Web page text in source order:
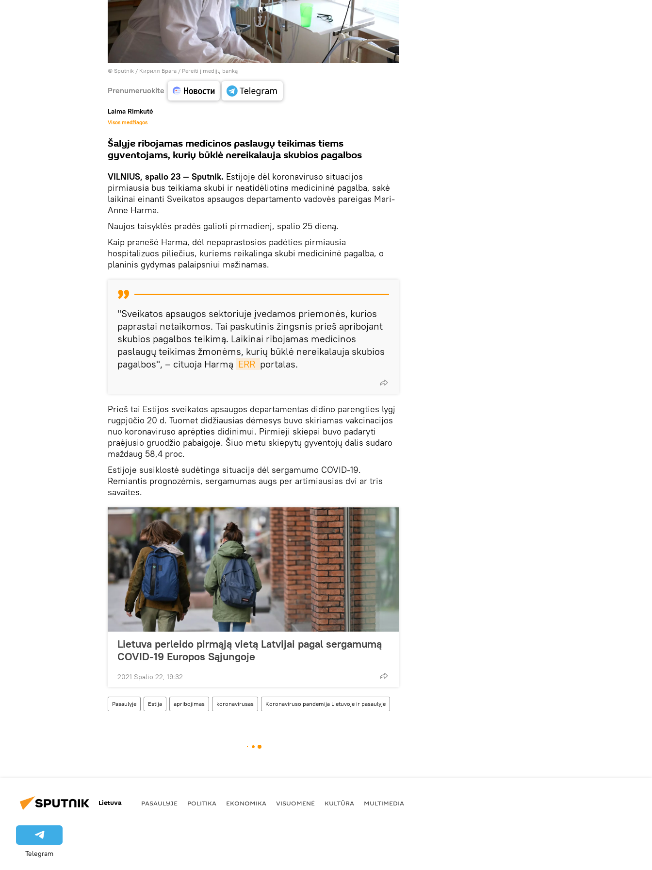
© Sputnik / Кирилл Брага / Pereiti į medijų banką
Prenumeruokite
Laima Rimkutė
Visos medžiagos
Šalyje ribojamas medicinos paslaugų teikimas tiems
gyventojams, kurių būklė nereikalauja skubios pagalbos
VILNIUS, spalio 23 — Sputnik. Estijoje dėl koronaviruso situacijos
pirmiausia bus teikiama skubi ir neatidėliotina medicininė pagalba, sakė
laikinai einanti Sveikatos apsaugos departamento vadovės pareigas Mari-
Anne Harma.
Naujos taisyklės pradės galioti pirmadienį, spalio 25 dieną.
Kaip pranešė Harma, dėl nepaprastosios padėties pirmiausia
hospitalizuos piliečius, kuriems reikalinga skubi medicininė pagalba, o
planinis gydymas palaipsniui mažinamas.
"Sveikatos apsaugos sektoriuje įvedamos priemonės, kurios
paprastai netaikomos. Tai paskutinis žingsnis prieš apribojant
skubios pagalbos teikimą. Laikinai ribojamas medicinos
paslaugų teikimas žmonėms, kurių būklė nereikalauja skubios
pagalbos", – cituoja Harmą ERR portalas.
Prieš tai Estijos sveikatos apsaugos departamentas didino parengties lygį
rugpjūčio 20 d. Tuomet didžiausias dėmesys buvo skiriamas vakcinacijos
nuo koronaviruso aprėpties didinimui. Pirmieji skiepai buvo padaryti
praėjusio gruodžio pabaigoje. Šiuo metu skiepytų gyventojų dalis sudaro
maždaug 58,4 proc.
Estijoje susiklostė sudėtinga situacija dėl sergamumo COVID-19.
Remiantis prognozėmis, sergamumas augs per artimiausias dvi ar tris
savaites.
Lietuva perleido pirmąją vietą Latvijai pagal sergamumą
COVID-19 Europos Sąjungoje
2021 Spalio 22, 19:32
Pasaulyje Estija apribojimas koronavirusas Koronaviruso pandemija Lietuvoje ir pasaulyje
Lietuva PASAULYJE POLITIKA EKONOMIKA VISUOMENĖ KULTŪRA MULTIMEDIA
Telegram